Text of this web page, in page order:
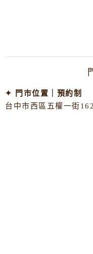
✦ 門市位置｜預約制
台中市西區五權一街